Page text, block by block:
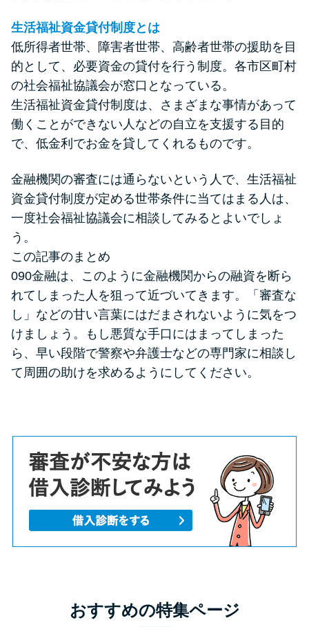
生活福祉資金貸付制度とは
低所得者世帯、障害者世帯、高齢者世帯の援助を目
的として、必要資金の貸付を行う制度。各市区町村
の社会福祉協議会が窓口となっている。
生活福祉資金貸付制度は、さまざまな事情があって
働くことができない人などの自立を支援する目的
で、低金利でお金を貸してくれるものです。
金融機関の審査には通らないという人で、生活福祉
資金貸付制度が定める世帯条件に当てはまる人は、
一度社会福祉協議会に相談してみるとよいでしょ
う。
この記事のまとめ
090金融は、このように金融機関からの融資を断ら
れてしまった人を狙って近づいてきます。「審査な
し」などの甘い言葉にはだまされないように気をつ
けましょう。もし悪質な手口にはまってしまった
ら、早い段階で警察や弁護士などの専門家に相談し
て周囲の助けを求めるようにしてください。
おすすめの特集ページ